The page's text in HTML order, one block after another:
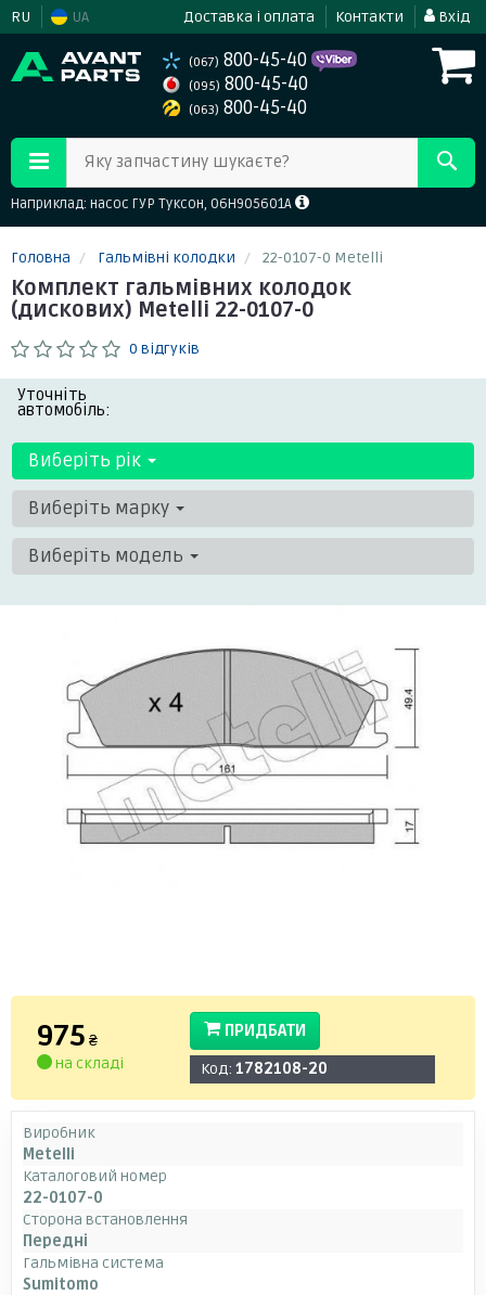
RU UA Доставка і оплата Контакти Вхід
(067) 800-45-40
(095) 800-45-40
(063) 800-45-40
Яку запчастину шукаєте?
Наприклад: насос ГУР Туксон, 06H905601A
Головна Гальмівні колодки 22-0107-0 Metelli
Комплект гальмівних колодок
(дискових) Metelli 22-0107-0
0 відгуків
Уточніть
автомобіль:
Виберіть рік
Виберіть марку
Виберіть модель
975 ₴
на складі
ПРИДБАТИ
Код: 1782108-20
Виробник
Metelli
Каталоговий номер
22-0107-0
Сторона встановлення
Передні
Гальмівна система
Sumitomo